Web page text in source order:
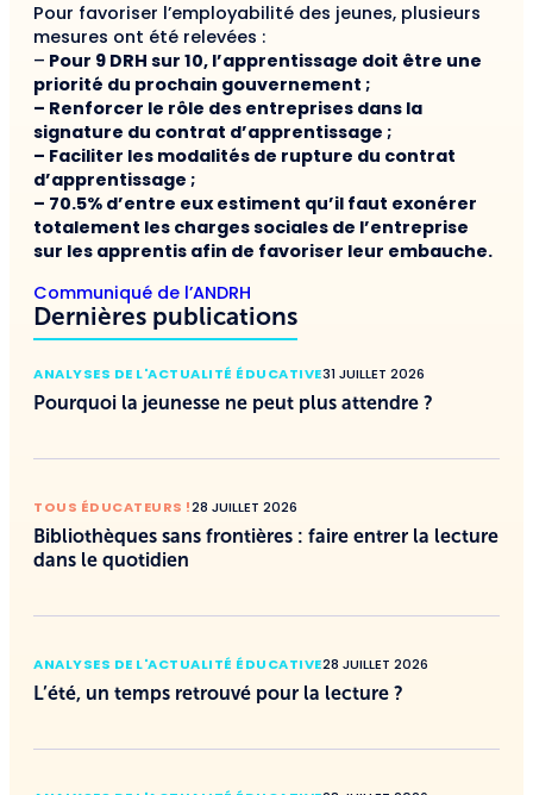
Pour favoriser l’employabilité des jeunes, plusieurs
mesures ont été relevées :
– Pour 9 DRH sur 10, l’apprentissage doit être une
priorité du prochain gouvernement ;
– Renforcer le rôle des entreprises dans la
signature du contrat d’apprentissage ;
– Faciliter les modalités de rupture du contrat
d’apprentissage ;
– 70.5% d’entre eux estiment qu’il faut exonérer
totalement les charges sociales de l’entreprise
sur les apprentis afin de favoriser leur embauche.
Communiqué de l’ANDRH
Dernières publications
ANALYSES DE L'ACTUALITÉ ÉDUCATIVE31 JUILLET 2026
Pourquoi la jeunesse ne peut plus attendre ?
TOUS ÉDUCATEURS !28 JUILLET 2026
Bibliothèques sans frontières : faire entrer la lecture
dans le quotidien
ANALYSES DE L'ACTUALITÉ ÉDUCATIVE28 JUILLET 2026
L’été, un temps retrouvé pour la lecture ?